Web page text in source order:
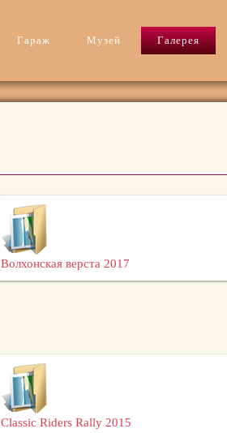
Гараж Музей Галерея
Волхонская верста 2017
Classic Riders Rally 2015